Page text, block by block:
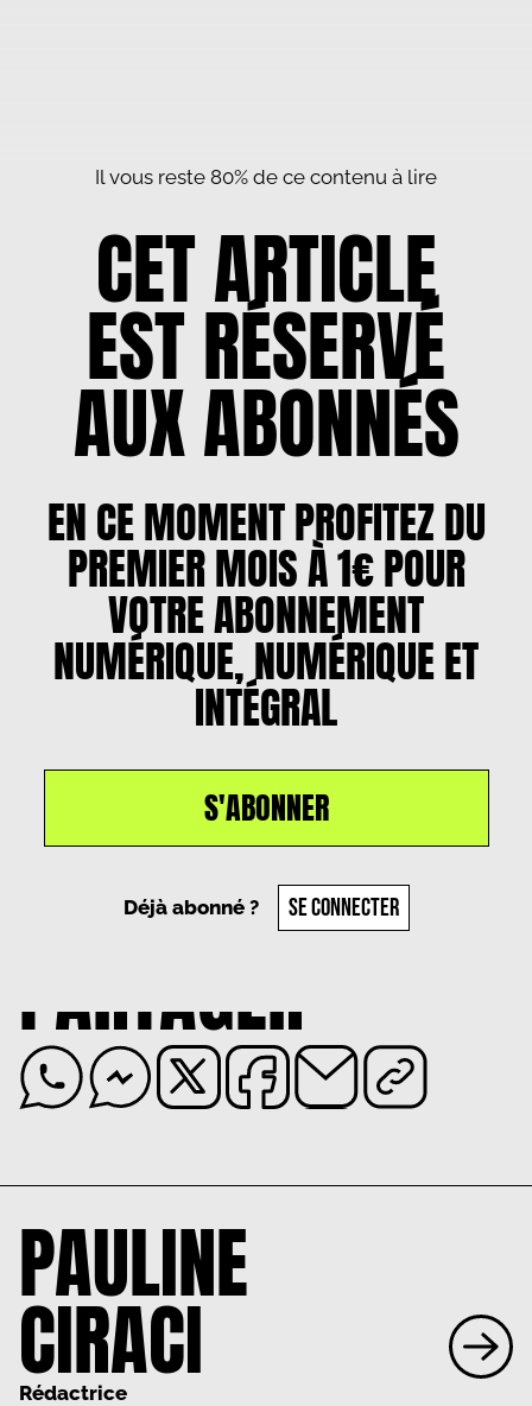
Il vous reste 80% de ce contenu à lire
CET ARTICLE
EST RÉSERVÉ
AUX ABONNÉS
EN CE MOMENT PROFITEZ DU
PREMIER MOIS À 1€ POUR
VOTRE ABONNEMENT
NUMÉRIQUE, NUMÉRIQUE ET
INTÉGRAL
S'ABONNER
Déjà abonné ? SE CONNECTER
Pauline Ciraci, le
PARTAGER
PAULINE
CIRACI
Rédactrice